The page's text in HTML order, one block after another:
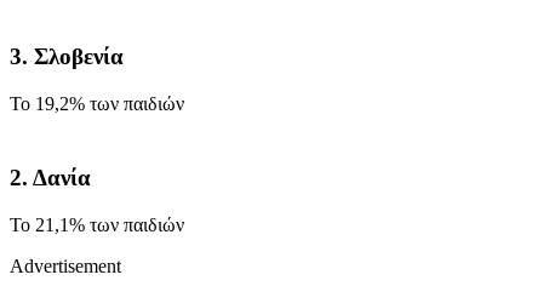
3. Σλοβενία
Το 19,2% των παιδιών
2. Δανία
Το 21,1% των παιδιών
Advertisement